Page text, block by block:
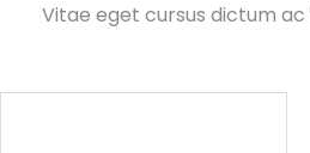
Vitae eget cursus dictum